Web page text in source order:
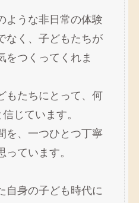
ような非日常の体験
なく、子どもたちが
をつくってくれま
もたちにとって、何
じています。
を、一つひとつ丁寧
ています。
自身の子ども時代に